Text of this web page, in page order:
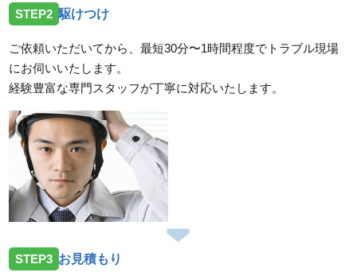
STEP2 駆けつけ
ご依頼いただいてから、最短30分〜1時間程度でトラブル現場
にお伺いいたします。
経験豊富な専門スタッフが丁寧に対応いたします。
STEP3 お見積もり